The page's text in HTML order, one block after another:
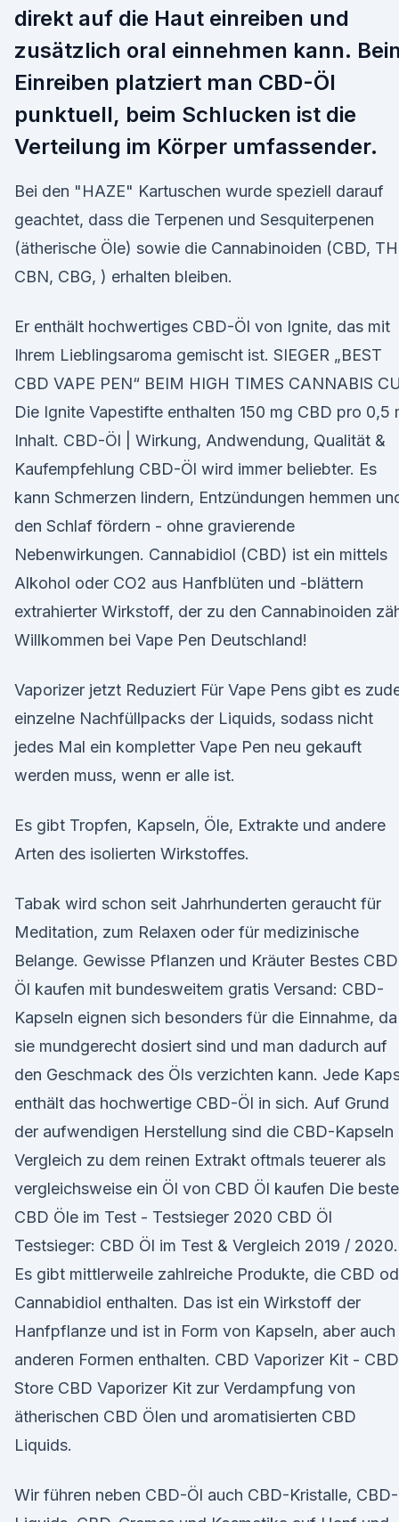
direkt auf die Haut einreiben und
zusätzlich oral einnehmen kann.
Einreiben platziert man CBD-Öl
punktuell, beim Schlucken ist die
Verteilung im Körper umfassender.
Bei den "HAZE" Kartuschen wurde speziell darauf
geachtet, dass die Terpenen und Sesquiterpenen
(ätherische Öle) sowie die Cannabinoiden (CBD,
CBN, CBG, ) erhalten bleiben.
Er enthält hochwertiges CBD-Öl von Ignite, das mit
Ihrem Lieblingsaroma gemischt ist. SIEGER „BEST
CBD VAPE PEN“ BEIM HIGH TIMES CANNABIS
Die Ignite Vapestifte enthalten 150 mg CBD pro 0,5
Inhalt. CBD-Öl | Wirkung, Andwendung, Qualität &
Kaufempfehlung CBD-Öl wird immer beliebter. Es
kann Schmerzen lindern, Entzündungen hemmen
den Schlaf fördern - ohne gravierende
Nebenwirkungen. Cannabidiol (CBD) ist ein mittels
Alkohol oder CO2 aus Hanfblüten und -blättern
extrahierter Wirkstoff, der zu den Cannabinoiden
Willkommen bei Vape Pen Deutschland!
Vaporizer jetzt Reduziert Für Vape Pens gibt es
einzelne Nachfüllpacks der Liquids, sodass nicht
jedes Mal ein kompletter Vape Pen neu gekauft
werden muss, wenn er alle ist.
Es gibt Tropfen, Kapseln, Öle, Extrakte und andere
Arten des isolierten Wirkstoffes.
Tabak wird schon seit Jahrhunderten geraucht für
Meditation, zum Relaxen oder für medizinische
Belange. Gewisse Pflanzen und Kräuter Bestes
Öl kaufen mit bundesweitem gratis Versand: CBD-
Kapseln eignen sich besonders für die Einnahme, da
sie mundgerecht dosiert sind und man dadurch auf
den Geschmack des Öls verzichten kann. Jede
enthält das hochwertige CBD-Öl in sich. Auf Grund
der aufwendigen Herstellung sind die CBD-Kapseln
Vergleich zu dem reinen Extrakt oftmals teuerer als
vergleichsweise ein Öl von CBD Öl kaufen Die
CBD Öle im Test - Testsieger 2020 CBD Öl
Testsieger: CBD Öl im Test & Vergleich 2019 / 2020.
Es gibt mittlerweile zahlreiche Produkte, die CBD
Cannabidiol enthalten. Das ist ein Wirkstoff der
Hanfpflanze und ist in Form von Kapseln, aber auch
anderen Formen enthalten. CBD Vaporizer Kit - CBD
Store CBD Vaporizer Kit zur Verdampfung von
ätherischen CBD Ölen und aromatisierten CBD
Liquids.
Wir führen neben CBD-Öl auch CBD-Kristalle, CBD-